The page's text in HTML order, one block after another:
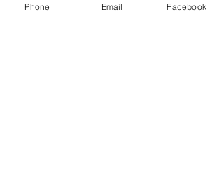
Phone Email Facebook